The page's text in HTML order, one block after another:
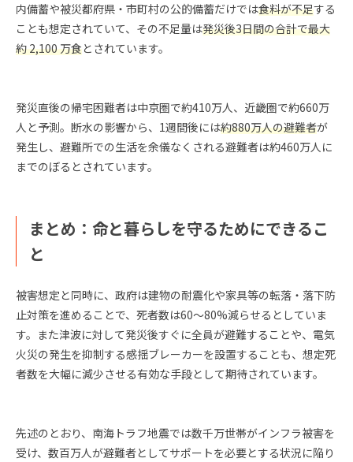
内備蓄や被災都府県・市町村の公的備蓄だけでは食料が不足する
ことも想定されていて、その不足量は発災後3日間の合計で最大
約 2,100 万食とされています。
発災直後の帰宅困難者は中京圏で約410万人、近畿圏で約660万
人と予測。断水の影響から、1週間後には約880万人の避難者が
発生し、避難所での生活を余儀なくされる避難者は約460万人に
までのぼるとされています。
まとめ：命と暮らしを守るためにできるこ
と
被害想定と同時に、政府は建物の耐震化や家具等の転落・落下防
止対策を進めることで、死者数は60〜80%減らせるとしていま
す。また津波に対して発災後すぐに全員が避難することや、電気
火災の発生を抑制する感揺ブレーカーを設置することも、想定死
者数を大幅に減少させる有効な手段として期待されています。
先述のとおり、南海トラフ地震では数千万世帯がインフラ被害を
受け、数百万人が避難者としてサポートを必要とする状況に陥り